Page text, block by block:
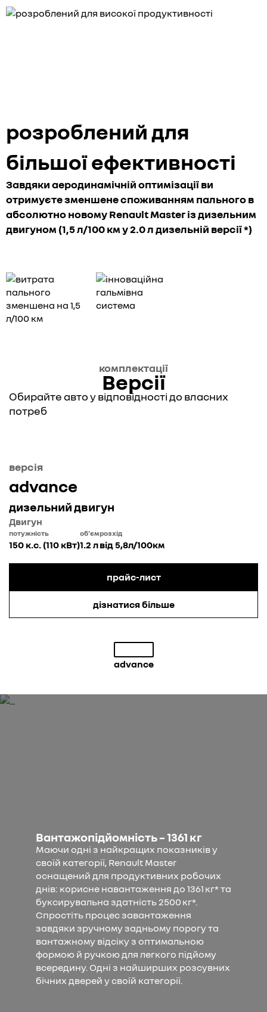
розроблений для
більшої ефективності
Завдяки аеродинамічній оптимізації ви
отримуєте зменшене споживанням пального в
абсолютно новому Renault Master із дизельним
двигуном (1,5 л/100 км у 2.0 л дизельній версії *)
комплектації
Версії
Обирайте авто у відповідності до власних
потреб
версія
advance
дизельний двигун
Двигун
потужність
150 к.с. (110 кВт)
об'єм
1.2 л
розхід
від 5,8л/100км
прайс-лист
дізнатися більше
advance
Вантажопідйомність – 1361 кг
Маючи одні з найкращих показників у
своїй категорії, Renault Master
оснащений для продуктивних робочих
днів: корисне навантаження до 1361 кг* та
буксирувальна здатність 2500 кг*.
Спростіть процес завантаження
завдяки зручному задньому порогу та
вантажному відсіку з оптимальною
формою й ручкою для легкого підйому
всередину. Одні з найширших розсувних
бічних дверей у своїй категорії.